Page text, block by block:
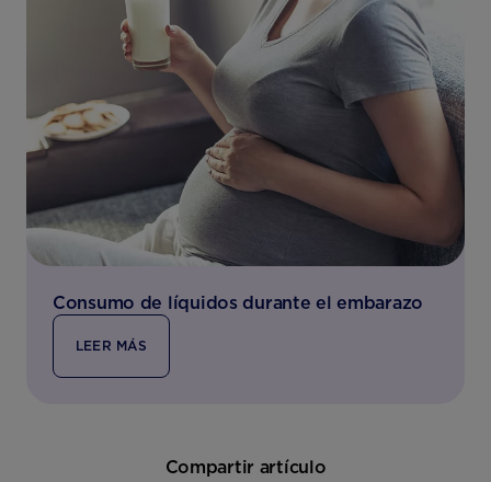
Consumo de líquidos durante el embarazo
LEER MÁS
Compartir artículo